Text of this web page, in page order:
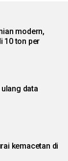
modern,
10 ton per
data
kemacetan di